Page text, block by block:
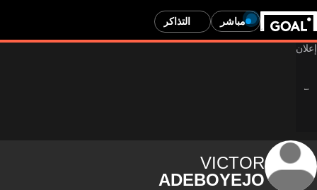
مباشر التذاكر
VICTOR
ADEBOYEJO